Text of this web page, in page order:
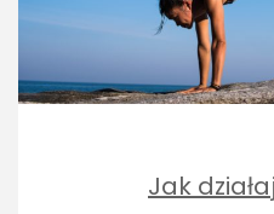
Jak